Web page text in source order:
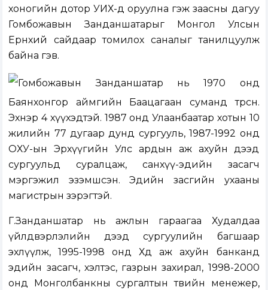
хоногийн дотор УИХ-д оруулна гэж заасны дагуу
Гомбожавын Занданшатарыг Монгол Улсын
Ерөнхий сайдаар томилох саналыг танилцуулж
байна гэв.
Гомбожавын Занданшатар нь 1970 онд
Баянхонгор аймгийн Баацагаан суманд төрсөн.
Эхнэр 4 хүүхэдтэй. 1987 онд Улаанбаатар хотын 10
жилийн 77 дугаар дунд сургууль, 1987-1992 онд
ОХУ-ын Эрхүүгийн Улс ардын аж ахуйн дээд
сургуульд суралцаж, санхүү-эдийн засагч
мэргэжил эзэмшсэн. Эдийн засгийн ухааны
магистрын зэрэгтэй.
Г.Занданшатар нь ажлын гараагаа Худалдаа
үйлдвэрлэлийн дээд сургуулийн багшаар
эхлүүлж, 1995-1998 онд Хөдөө аж ахуйн банканд
эдийн засагч, хэлтэс, газрын захирал, 1998-2000
онд Монголбанкны сургалтын төвийн менежер,